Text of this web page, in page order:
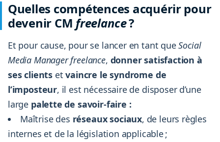
Quelles compétences acquérir pour
devenir CM freelance?
Et pour cause, pour se lancer en tant queSocial
Media Manager freelance, donner satisfaction à
ses clients etvaincre le syndrome de
l’imposteur, il est nécessaire de disposer d’une
large palette de savoir-faire :
Maîtrise des réseaux sociaux, de leurs règles
internes et de la législation applicable ;